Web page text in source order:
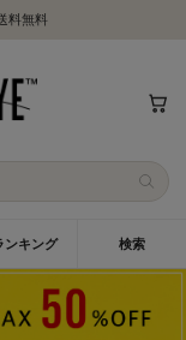
料無料
ンキング 検索